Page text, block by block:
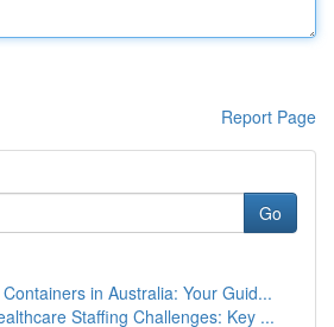
Report Page
Go
in Australia: Your Guid...
Staffing Challenges: Key ...